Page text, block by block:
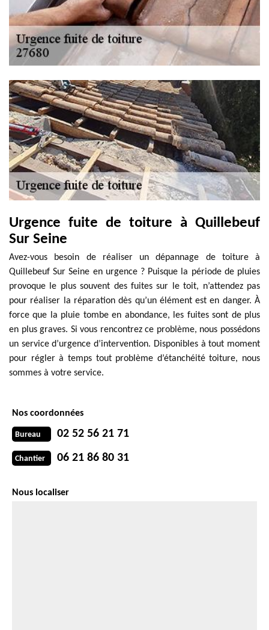
Urgence fuite de toiture à Quillebeuf
Sur Seine
Avez-vous besoin de réaliser un dépannage de toiture à
Quillebeuf Sur Seine en urgence ? Puisque la période de pluies
provoque le plus souvent des fuites sur le toit, n’attendez pas
pour réaliser la réparation dès qu’un élément est en danger. À
force que la pluie tombe en abondance, les fuites sont de plus
en plus graves. Si vous rencontrez ce problème, nous possédons
un service d’urgence d’intervention. Disponibles à tout moment
pour régler à temps tout problème d’étanchéité toiture, nous
sommes à votre service.
Nos coordonnées
Bureau 02 52 56 21 71
Chantier 06 21 86 80 31
Nous localiser